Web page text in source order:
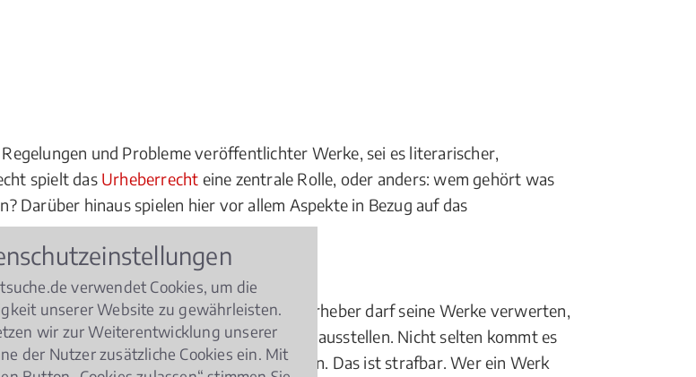
und Probleme veröffentlichter Werke, sei es literarischer,
spielt das Urheberrecht eine zentrale Rolle, oder anders: wem gehört was
Darüber hinaus spielen hier vor allem Aspekte in Bezug auf das
Urheberrechte. Nur der Urheber darf seine Werke verwerten,
(CD, Bücher etc.) oder öffentlich ausstellen. Nicht selten kommt es
sein Schaffenswerk für ihre Zwecke nutzen. Das ist strafbar. Wer ein Werk
verwendet Cookies, um die
unserer Website zu gewährleisten.
wir zur Weiterentwicklung unserer
der Nutzer zusätzliche Cookies ein. Mit